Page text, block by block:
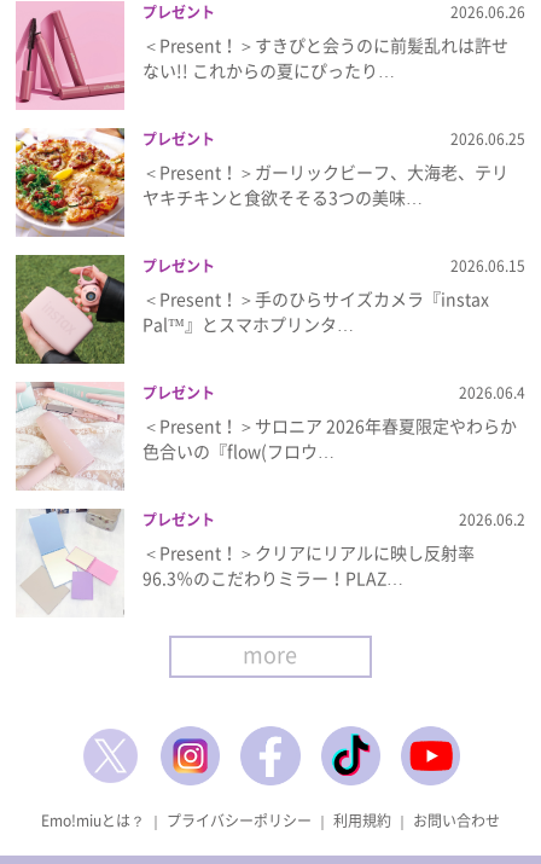
プレゼント 2026.06.26
＜Present！＞すきぴと会うのに前髪乱れは許せ
ない!! これからの夏にぴったり…
プレゼント 2026.06.25
＜Present！＞ガーリックビーフ、大海老、テリ
ヤキチキンと食欲そそる3つの美味…
プレゼント 2026.06.15
＜Present！＞手のひらサイズカメラ『instax
Pal™』とスマホプリンタ…
プレゼント 2026.06.4
＜Present！＞サロニア 2026年春夏限定やわらか
色合いの『flow(フロウ…
プレゼント 2026.06.2
＜Present！＞クリアにリアルに映し反射率
96.3％のこだわりミラー！PLAZ…
more
Emo!miuとは？ ｜ プライバシーポリシー ｜ 利用規約 ｜ お問い合わせ